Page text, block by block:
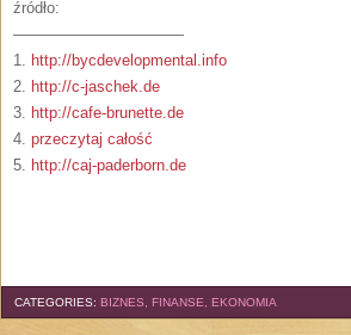
źródło:
———————————
1. http://bycdevelopmental.info
2. http://c-jaschek.de
3. http://cafe-brunette.de
4. przeczytaj całość
5. http://caj-paderborn.de
CATEGORIES: BIZNES, FINANSE, EKONOMIA